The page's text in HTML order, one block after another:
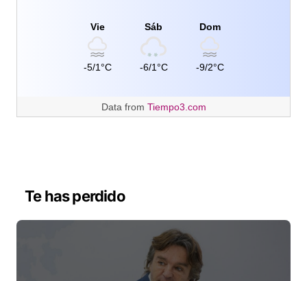
Vie
-5/1°C
Sáb
-6/1°C
Dom
-9/2°C
Data from Tiempo3.com
Te has perdido